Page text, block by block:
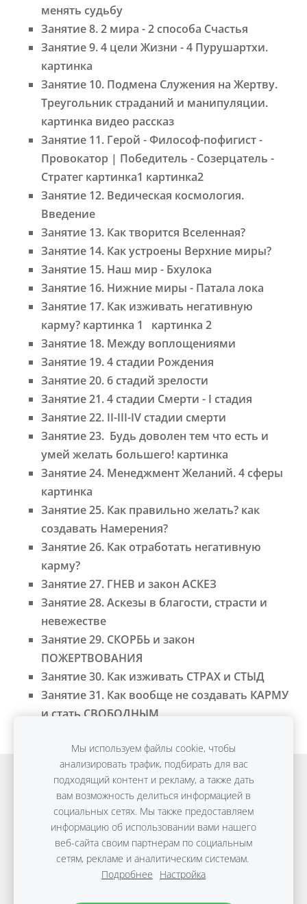
менять судьбу
Занятие 8. 2 мира - 2 способа Счастья
Занятие 9. 4 цели Жизни - 4 Пурушартхи.
картинка
Занятие 10. Подмена Служения на Жертву.
Треугольник страданий и манипуляции.
картинка видео рассказ
Занятие 11. Герой - Философ-пофигист -
Провокатор | Победитель - Созерцатель -
Стратег картинка1 картинка2
Занятие 12. Ведическая космология.
Введение
Занятие 13. Как творится Вселенная?
Занятие 14. Как устроены Верхние миры?
Занятие 15. Наш мир - Бхулока
Занятие 16. Нижние миры - Патала лока
Занятие 17. Как изживать негативную
карму? картинка 1 картинка 2
Занятие 18. Между воплощениями
Занятие 19. 4 стадии Рождения
Занятие 20. 6 стадий зрелости
Занятие 21. 4 стадии Смерти - I стадия
Занятие 22. II-III-IV стадии смерти
Занятие 23. Будь доволен тем что есть и
умей желать большего! картинка
Занятие 24. Менеджмент Желаний. 4 сферы
картинка
Занятие 25. Как правильно желать? как
создавать Намерения?
Занятие 26. Как отработать негативную
карму?
Занятие 27. ГНЕВ и закон АСКЕЗ
Занятие 28. Аскезы в благости, страсти и
невежестве
Занятие 29. СКОРБЬ и закон
ПОЖЕРТВОВАНИЯ
Занятие 30. Как изживать СТРАХ и СТЫД
Занятие 31. Как вообще не создавать КАРМУ
и стать СВОБОДНЫМ
Онлайн обучение
Detox Anti-Age
ПЛОСКИЙ ЖИВОТ без диет
Консультации
Путешествия
Файлы cookie
Copyright © Виктории Дараковой | 2010-2026 |
Материалы защищены авторским правом.
Мы используем файлы cookie, чтобы
анализировать трафик, подбирать для вас
подходящий контент и рекламу, а также дать
вам возможность делиться информацией в
социальных сетях. Мы также предоставляем
информацию об использовании вами нашего
веб-сайта своим партнерам по социальным
сетям, рекламе и аналитическим системам.
Подробнее
Настройка